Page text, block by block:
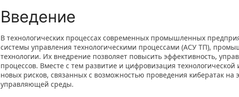
Введение
В технологических процессах современных промышленных
системы управления технологическими процессами (АСУ ТП),
технологии. Их внедрение позволяет повысить эффективность,
процессов. Вместе с тем развитие и цифровизация
новых рисков, связанных с возможностью проведения кибератак
управляющей среды.